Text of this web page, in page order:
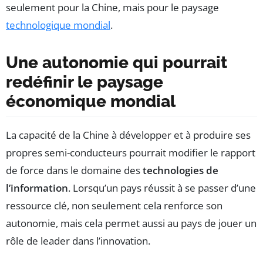
seulement pour la Chine, mais pour le paysage
technologique mondial.
Une autonomie qui pourrait
redéfinir le paysage
économique mondial
La capacité de la Chine à développer et à produire ses
propres semi-conducteurs pourrait modifier le rapport
de force dans le domaine destechnologies de
l’information. Lorsqu’un pays réussit à se passer d’une
ressource clé, non seulement cela renforce son
autonomie, mais cela permet aussi au pays de jouer un
rôle de leader dans l’innovation.